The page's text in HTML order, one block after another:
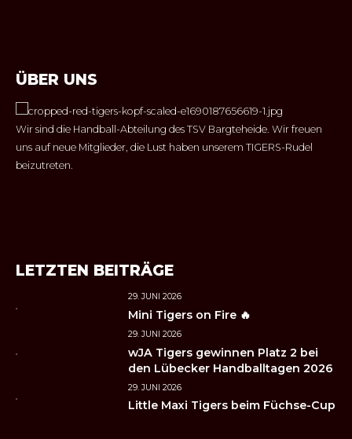
ÜBER UNS
Wir sind die Handball-Abteilung des TSV Bargteheide. Wir freuen
uns auf neue Mitglieder, die Lust haben unserem TIGERS-Rudel
beizutreten.
LETZTEN BEITRÄGE
Mini Tigers on Fire 🔥
wJA Tigers gewinnen Platz 2 bei
den Lübecker Handballtagen 2026
Little Maxi Tigers beim Füchse-Cup